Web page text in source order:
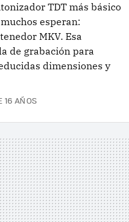
TDT más básico
esperan:
MKV. Esa
de grabación para
dimensiones y
16 AÑOS